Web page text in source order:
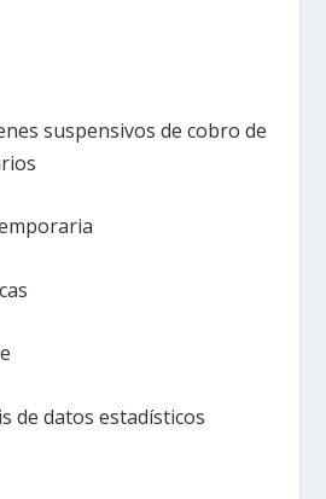
suspensivos de cobro de
datos estadísticos